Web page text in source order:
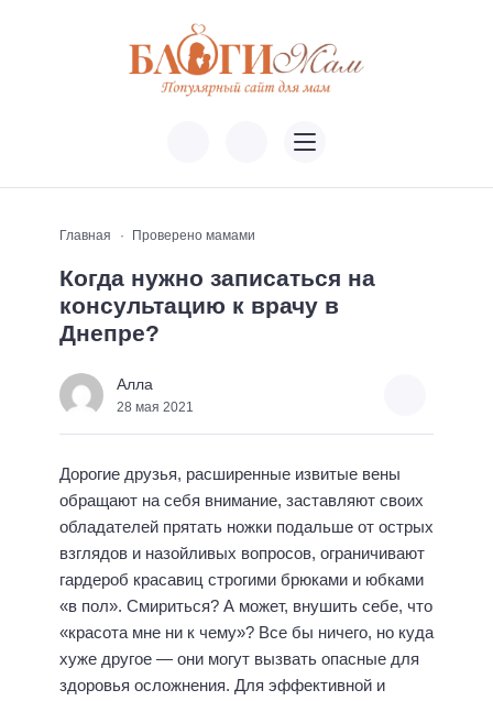
Главная Проверено мамами
Когда нужно записаться на
консультацию к врачу в
Днепре?
Алла
28 мая 2021
Дорогие друзья, расширенные извитые вены
обращают на себя внимание, заставляют своих
обладателей прятать ножки подальше от острых
взглядов и назойливых вопросов, ограничивают
гардероб красавиц строгими брюками и юбками
«в пол». Смириться? А может, внушить себе, что
«красота мне ни к чему»? Все бы ничего, но куда
хуже другое — они могут вызвать опасные для
здоровья осложнения. Для эффективной и